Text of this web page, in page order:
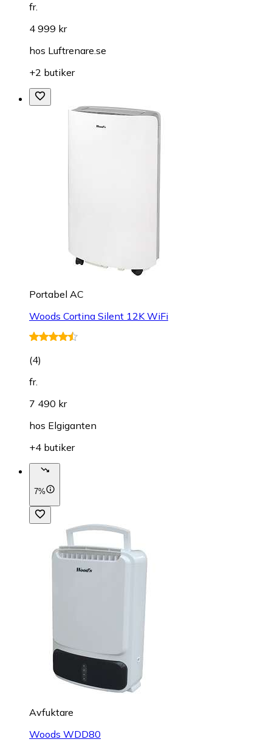
fr.
4 999 kr
hos Luftrenare.se
+2 butiker
Portabel AC
Woods Cortina Silent 12K WiFi
(4)
fr.
7 490 kr
hos Elgiganten
+4 butiker
7%
Avfuktare
Woods WDD80